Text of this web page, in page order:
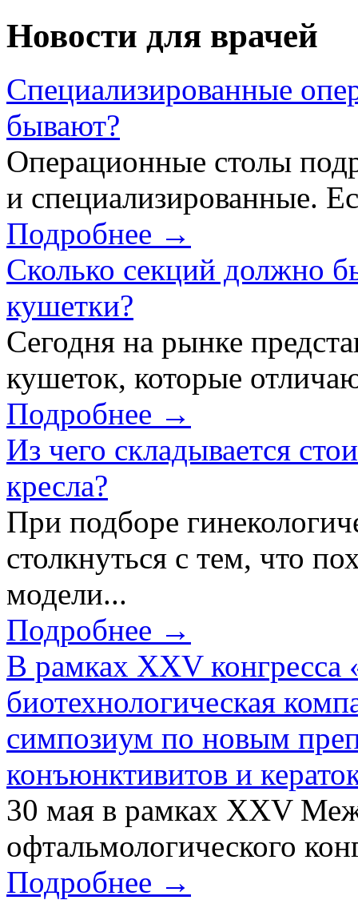
Новости для врачей
Специализированные
бывают?
Операционные столы
и специализированные.
Подробнее →
Сколько секций должно
кушетки?
Сегодня на рынке
кушеток, которые
Подробнее →
Из чего складывается
кресла?
При подборе
столкнуться с тем, что
модели...
Подробнее →
В рамках XXV конгресса
биотехнологическая
симпозиум по новым
конъюнктивитов и
30 мая в рамках XXV
офтальмологического
Подробнее →